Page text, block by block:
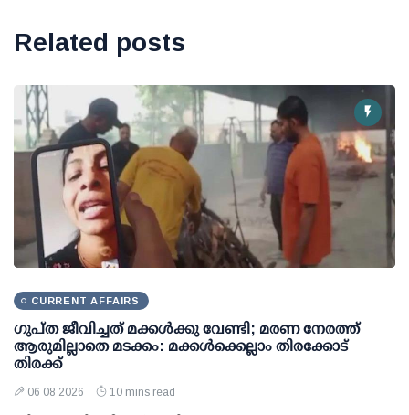
Related posts
CURRENT AFFAIRS
ഗുപ്ത ജീവിച്ചത് മക്കള്‍ക്കു വേണ്ടി; മരണ നേരത്ത്
ആരുമില്ലാതെ മടക്കം: മക്കള്‍ക്കെല്ലാം തിരക്കോട്
തിരക്ക്
06 08 2026 10 mins read